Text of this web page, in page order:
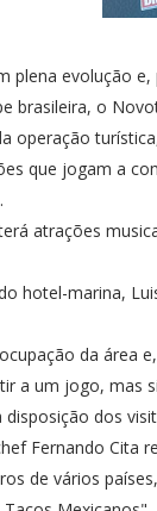
plena evolução
brasileira, o
operação
que jogam a
atrações
hotel-marina,
da área
a um jogo, mas
dos
Fernando Cita
de vários